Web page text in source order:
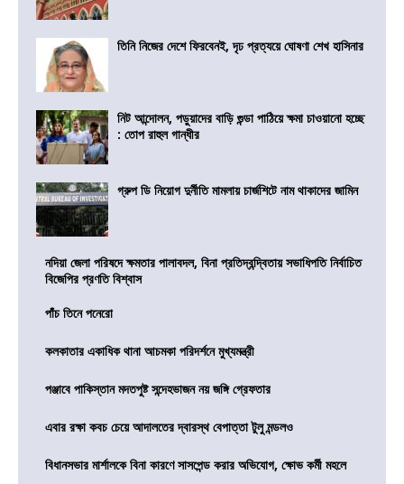
তিনি নিজের দেশে ফিরবেনই, দৃঢ প্রত্যয়ে ঘোষণা শেখ হাসিনার
নিট আন্দোলন, পড়ুয়াদের বাড়ি গুন্ডা পাঠিয়ে ক্ষমা চাওয়ানো হচ্ছে
: তোপ রাহুল গান্ধীর
গ্রুপ ডি নিয়োগ দুর্নীতি মামলায় চার্জশিটে নাম থাকাদের জামিন
নদিয়া জেলা পরিষদে ক্ষমতার পালাবদল, বিনা প্রতিদ্বন্দ্বিতায় সভাধিপতি নির্বাচিত
বিজেপির প্রণতি বিশ্বাস
পাঁচ তিনে পনেরো
কলকাতার একাধিক থানা আচমকা পরিদর্শনে মুখ্যমন্ত্রী
পঞ্জাবে পাকিস্তান মদতপুষ্ট সন্দেহভাজন নয় জঙ্গি গ্রেফতার
এবার রক্ষা কবচ চেয়ে আদালতের দ্বারস্থ বেপাত্তা টুলু মন্ডলও
বিধানসভার মার্শালকে বিনা কারণে সাসপেন্ড করার অভিযোগ, ক্ষোভ কর্মী মহলে